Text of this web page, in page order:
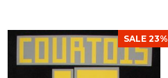
30 €
27 €.
SALE 23%